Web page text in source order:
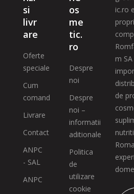
si
livr
are
Oferte
speciale
Cum
comand
Livrare
Contact
ANPC
- SAL
ANPC
os
me
tic.
ro
Despre
noi
Despre
noi –
informatii
aditionale
Politica
de
utilizare
cookie
ic.ro
m SA
de